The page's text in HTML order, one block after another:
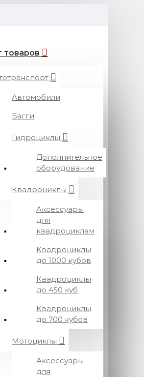
товаров
Автомобили
Багги
Гидроциклы
Дополнительное
оборудование
Квадроциклы
Аксессуары
для
квадроциклам
Квадроциклы
до 1000 кубов
Квадроциклы
до 450 куб
Квадроциклы
до 700 кубов
Мотоциклы
Аксессуары
для